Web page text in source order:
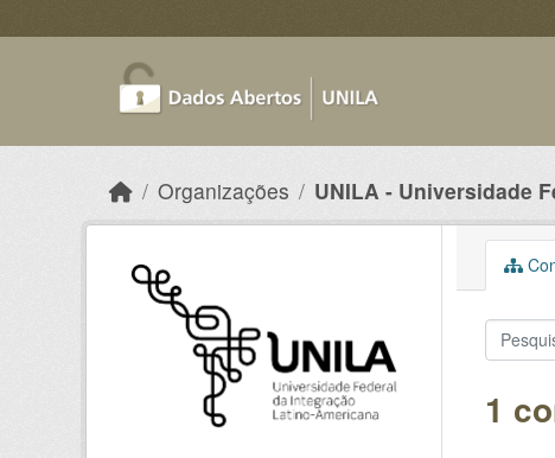
Organizações UNILA - Universidade
1